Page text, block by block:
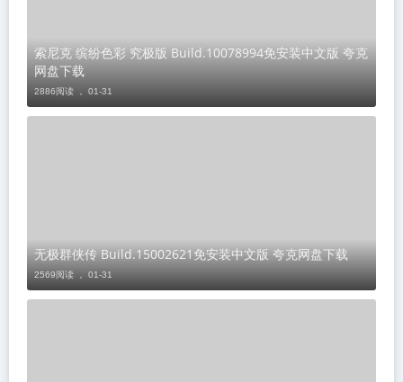
索尼克 缤纷色彩 究极版 Build.10078994免安装中文版 夸克
网盘下载
2886阅读 ， 01-31
无极群侠传 Build.15002621免安装中文版 夸克网盘下载
2569阅读 ， 01-31